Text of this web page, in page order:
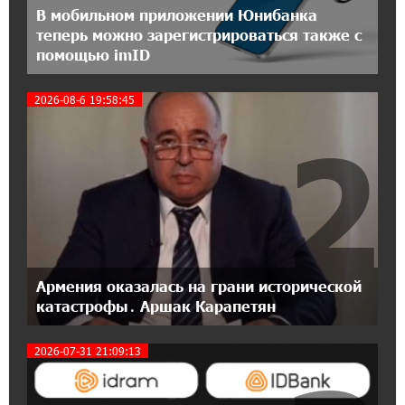
Москва–Баку: есть разногласия, но связи
сохраняются. А мы что делаем?
День благодарности клиентам в Ванадзоре:
IDBank
17:07:36 11-07-2026
Пашинян замотивирован уничтожить
Армению․ Аршак Карапетян
14:27:40 11-07-2026
«Мой лес Армения» — бенефициар
инициативы «Сила одного драма» в июле
12:56:04 11-07-2026
Станьте акционером Юнибанка и
воспользуйтесь выгодным инвестиционным
В мобильном приложении Юнибанка
теперь можно зарегистрироваться также с
помощью imID
2026-08-6 19:58:45
Армения оказалась на грани исторической
катастрофы․ Аршак Карапетян
2
2026-07-31 21:09:13